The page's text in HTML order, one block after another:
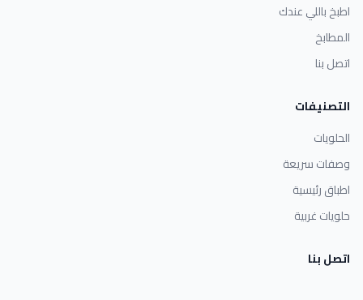
اطبخ باللي عندك
المطابخ
اتصل بنا
التصنيفات
الحلويات
وصفات سريعة
اطباق رئيسية
حلويات غربية
اتصل بنا